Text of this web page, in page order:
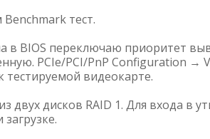
тест.
в BIOS переключаю приоритет
PCIe/PCI/PnP Configuration →
тестируемой видеокарте.
двух дисков RAID 1. Для входа в